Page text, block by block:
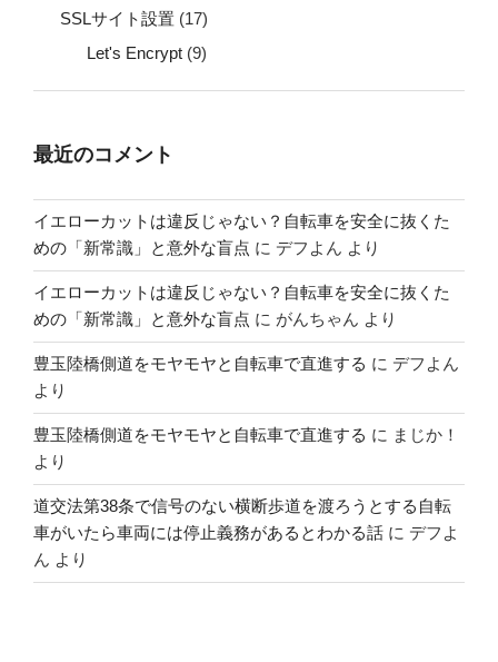
SSLサイト設置 (17)
Let's Encrypt (9)
最近のコメント
イエローカットは違反じゃない？自転車を安全に抜くた
めの「新常識」と意外な盲点 に デフよん より
イエローカットは違反じゃない？自転車を安全に抜くた
めの「新常識」と意外な盲点 に がんちゃん より
豊玉陸橋側道をモヤモヤと自転車で直進する に デフよん
より
豊玉陸橋側道をモヤモヤと自転車で直進する に まじか！
より
道交法第38条で信号のない横断歩道を渡ろうとする自転
車がいたら車両には停止義務があるとわかる話 に デフよ
ん より